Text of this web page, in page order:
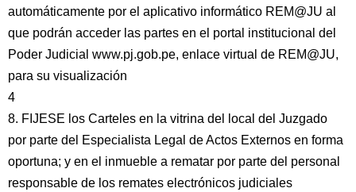
automáticamente por el aplicativo informático REM@JU al
que podrán acceder las partes en el portal institucional del
Poder Judicial www.pj.gob.pe, enlace virtual de REM@JU,
para su visualización
4
8. FIJESE los Carteles en la vitrina del local del Juzgado
por parte del Especialista Legal de Actos Externos en forma
oportuna; y en el inmueble a rematar por parte del personal
responsable de los remates electrónicos judiciales